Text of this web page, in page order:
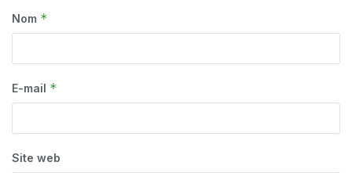
Nom *
E-mail *
Site web